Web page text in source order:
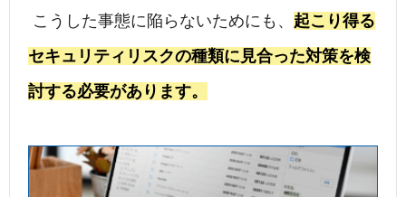
こうした事態に陥らないためにも、 起こり得る
セキュリティリスクの種類に見合った対策を検
討する必要があります。